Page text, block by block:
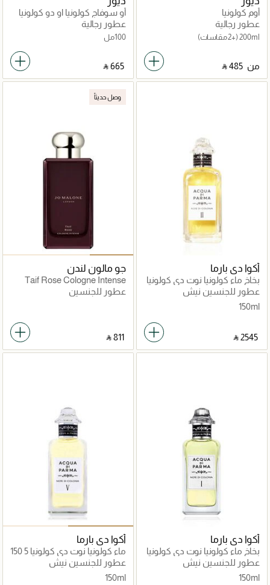
أوم كولونيا
عطور رجالية
200ml (+2 مقاسات)
من ‎ ⃁ ⁦485⁩ ‎
أو سوفاج كولونيا او دو كولونيا
عطور رجالية
100مل
‎ ⃁ ⁦665⁩ ‎
أكوا دي بارما
بخاخ ماء كولونيا نوت دي كولونيا
2 150 مل
عطور للجنسين نيش
150ml
‎ ⃁ ⁦2545⁩ ‎
وصل حديثاً
جو مالون لندن
Taif Rose Cologne Intense
عطور للجنسين
‎ ⃁ ⁦811⁩ ‎
أكوا دي بارما
بخاخ ماء كولونيا نوت دي كولونيا
1 150 ملعطور للجنسين نيش
150ml
أكوا دي بارما
ماء كولونيا نوت دي كولونيا 5 150
مل
عطور للجنسين نيش
150ml